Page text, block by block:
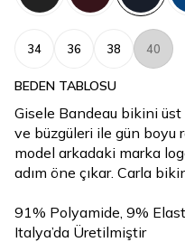
34 36 38 40
BEDEN TABLOSU
Gisele Bandeau bikini
ve büzgüleri ile gün boyu
model arkadaki marka
adım öne çıkar. Carla
91% Polyamide, 9%
Italya’da Üretilmiştir